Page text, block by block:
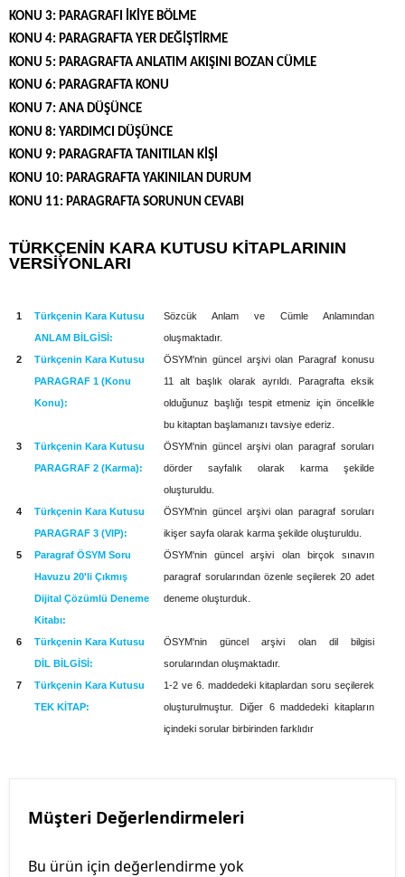
KONU 3: PARAGRAFI İKİYE BÖLME
KONU 4: PARAGRAFTA YER DEĞİŞTİRME
KONU 5: PARAGRAFTA ANLATIM AKIŞINI BOZAN CÜMLE
KONU 6: PARAGRAFTA KONU
KONU 7: ANA DÜŞÜNCE
KONU 8: YARDIMCI DÜŞÜNCE
KONU 9: PARAGRAFTA TANITILAN KİŞİ
KONU 10: PARAGRAFTA YAKINILAN DURUM
KONU 11: PARAGRAFTA SORUNUN CEVABI
TÜRKÇENİN KARA KUTUSU KİTAPLARININ
VERSİYONLARI
1
Türkçenin Kara Kutusu
ANLAM BİLGİSİ:
Sözcük Anlam ve Cümle Anlamından
oluşmaktadır.
2
Türkçenin Kara Kutusu
PARAGRAF 1 (Konu
Konu):
ÖSYM'nin güncel arşivi olan Paragraf konusu
11 alt başlık ola­rak ayrıldı. Paragrafta eksik
olduğunuz başlığı tespit etmeniz için öncelikle
bu kitaptan başlamanızı tavsiye ederiz.
3
Türkçenin Kara Kutusu
PARAGRAF 2 (Karma):
ÖSYM'nin güncel arşivi olan paragraf soruları
dörder sayfalık olarak karma şekilde
oluşturuldu.
4
Türkçenin Kara Kutusu
PARAGRAF 3 (VIP):
ÖSYM'nin güncel arşivi olan paragraf soruları
ikişer sayfa ola­rak karma şekilde oluşturuldu.
5
Paragraf ÖSYM Soru
Havuzu 20'li Çıkmış
Dijital Çözümlü Deneme
Kitabı:
ÖSYM'nin güncel arşivi olan birçok sınavın
paragraf soruların­dan özenle seçilerek 20 adet
deneme oluşturduk.
6
Türkçenin Kara Kutusu
DİL BİLGİSİ:
ÖSYM'nin güncel arşivi olan dil bilgisi
sorularından oluşmak­tadır.
7
Türkçenin Kara Kutusu
TEK KİTAP:
1-2 ve 6. maddedeki kitaplardan soru seçilerek
oluşturulmuş­tur. Diğer 6 maddedeki kitapların
içindeki sorular birbirinden farklıdır
Müşteri Değerlendirmeleri
Bu ürün için değerlendirme yok